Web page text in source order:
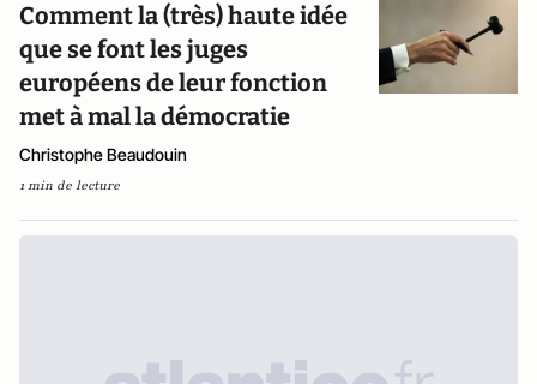
Comment la (très) haute idée
que se font les juges
européens de leur fonction
met à mal la démocratie
Christophe Beaudouin
1 min de lecture